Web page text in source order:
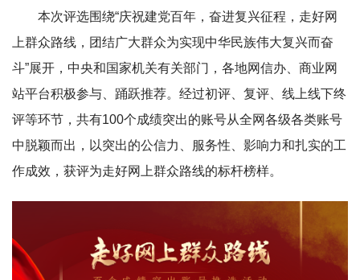
本次评选围绕“庆祝建党百年，奋进复兴征程，走好网
上群众路线，团结广大群众为实现中华民族伟大复兴而奋
斗”展开，中央和国家机关有关部门，各地网信办、商业网
站平台积极参与、踊跃推荐。经过初评、复评、线上线下终
评等环节，共有100个成绩突出的账号从全网各级各类账号
中脱颖而出，以突出的公信力、服务性、影响力和扎实的工
作成效，获评为走好网上群众路线的标杆榜样。